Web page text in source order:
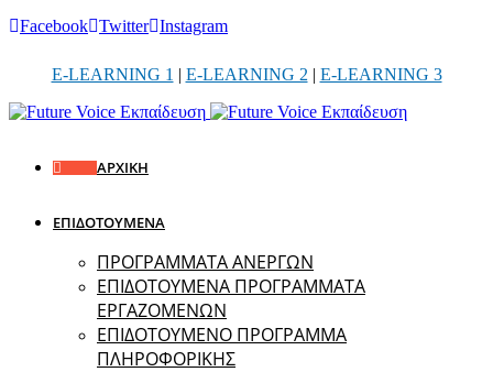
Facebook Twitter Instagram
E-LEARNING 1 | E-LEARNING 2 | E-LEARNING 3
ΑΡΧΙΚΗ
ΕΠΙΔΟΤΟΥΜΕΝΑ
ΠΡΟΓΡΑΜΜΑΤΑ ΑΝΕΡΓΩΝ
ΕΠΙΔΟΤΟΥΜΕΝΑ ΠΡΟΓΡΑΜΜΑΤΑ
ΕΡΓΑΖΟΜΕΝΩΝ
ΕΠΙΔΟΤΟΥΜΕΝΟ ΠΡΟΓΡΑΜΜΑ
ΠΛΗΡΟΦΟΡΙΚΗΣ